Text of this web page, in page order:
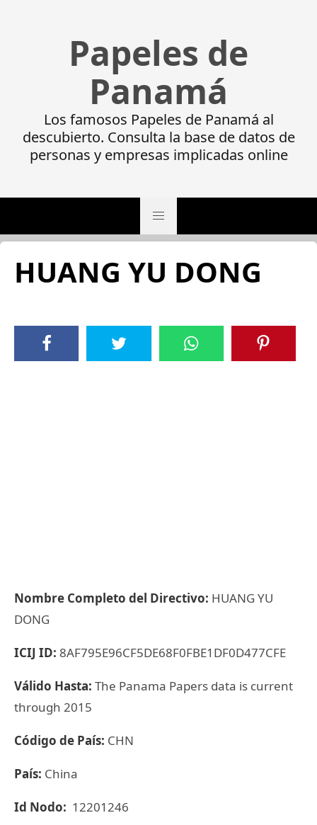
Papeles de
Panamá
Los famosos Papeles de Panamá al
descubierto. Consulta la base de datos de
personas y empresas implicadas online
HUANG YU DONG
Nombre Completo del Directivo: HUANG YU
DONG
ICIJ ID: 8AF795E96CF5DE68F0FBE1DF0D477CFE
Válido Hasta: The Panama Papers data is current
through 2015
Código de País: CHN
País: China
Id Nodo: 12201246